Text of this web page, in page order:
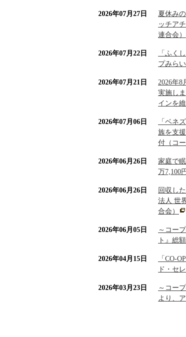
2026年07月27日
夏休み
ッチア
連合会）
2026年07月22日
「ふく
プみら
2026年07月21日
2026年8
実施し
インを
2026年07月06日
「ベネ
族を支
付（コ
2026年06月26日
家庭で
万7,100
2026年06月26日
回収し
法人 世
合会）
2026年06月05日
～コー
ト』総
2026年04月15日
「CO-
ド・セ
2026年03月23日
～コー
より、